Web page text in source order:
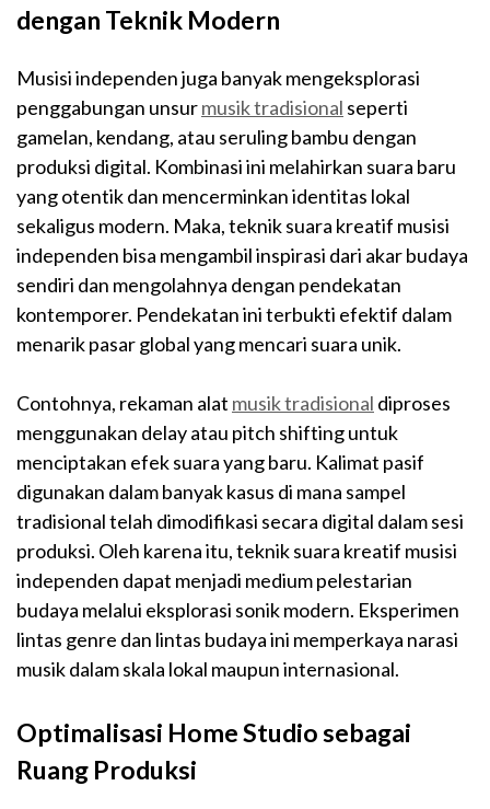
dengan Teknik Modern
Musisi independen juga banyak mengeksplorasi
penggabungan unsurmusik tradisional seperti
gamelan, kendang, atau seruling bambu dengan
produksi digital. Kombinasi ini melahirkan suara baru
yang otentik dan mencerminkan identitas lokal
sekaligus modern. Maka, teknik suara kreatif musisi
independen bisa mengambil inspirasi dari akar budaya
sendiri dan mengolahnya dengan pendekatan
kontemporer. Pendekatan ini terbukti efektif dalam
menarik pasar global yang mencari suara unik.
Contohnya, rekaman alat musik tradisional diproses
menggunakan delay atau pitch shifting untuk
menciptakan efek suara yang baru. Kalimat pasif
digunakan dalam banyak kasus di mana sampel
tradisional telah dimodifikasi secara digital dalam sesi
produksi. Oleh karena itu, teknik suara kreatif musisi
independen dapat menjadi medium pelestarian
budaya melalui eksplorasi sonik modern. Eksperimen
lintas genre dan lintas budaya ini memperkaya narasi
musik dalam skala lokal maupun internasional.
Optimalisasi Home Studio sebagai
Ruang Produksi